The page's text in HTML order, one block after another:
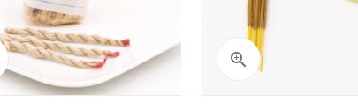
Aperçu rapide  Aperçu rapide